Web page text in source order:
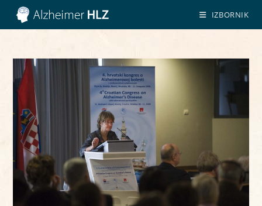
Preskoči
sadržaj
IZBORNIK